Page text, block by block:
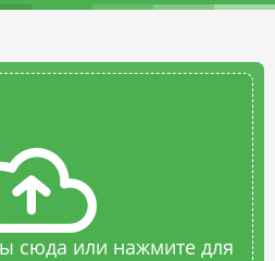
сюда или нажмите для